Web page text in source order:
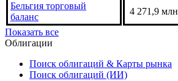
Бельгия торговый
баланс
4 271,9
Показать все
Облигации
Поиск облигаций & Карты рынка
Поиск облигаций (ИИ)